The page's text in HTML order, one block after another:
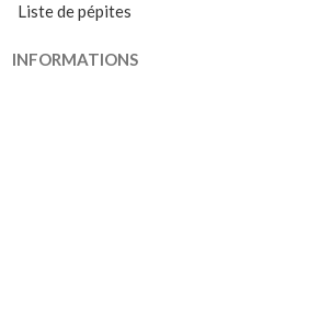
Liste de pépites
INFORMATIONS